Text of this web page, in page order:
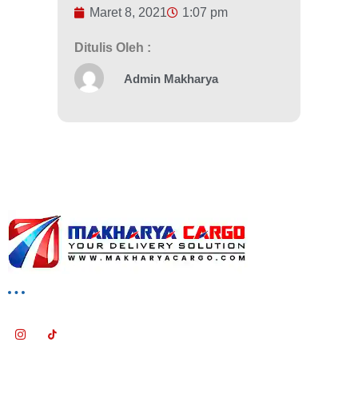
Maret 8, 2021 1:07 pm
Ditulis Oleh :
Admin Makharya